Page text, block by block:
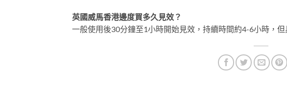
英國威馬香港邊度買多久見效？
一般使用後30分鐘至1小時開始見效，持續時間約4-6小時，但